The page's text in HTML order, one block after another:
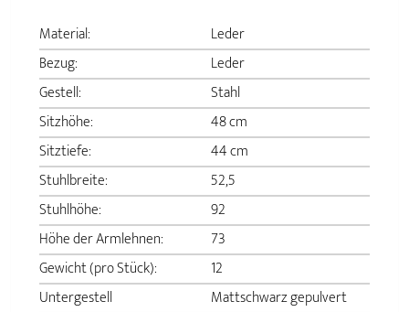
Material:
Leder
Bezug:
Leder
Gestell:
Stahl
Sitzhöhe:
48 cm
Sitztiefe:
44 cm
Stuhlbreite:
52,5
Stuhlhöhe:
92
Höhe der Armlehnen:
73
Gewicht (pro Stück):
12
Untergestell
Mattschwarz gepulvert